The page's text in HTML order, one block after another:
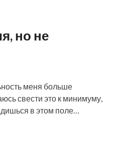
но не
меня больше
свести это к минимуму,
в этом поле…